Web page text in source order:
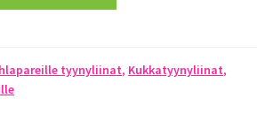
tyynyliinat, Kukkatyynyliinat,